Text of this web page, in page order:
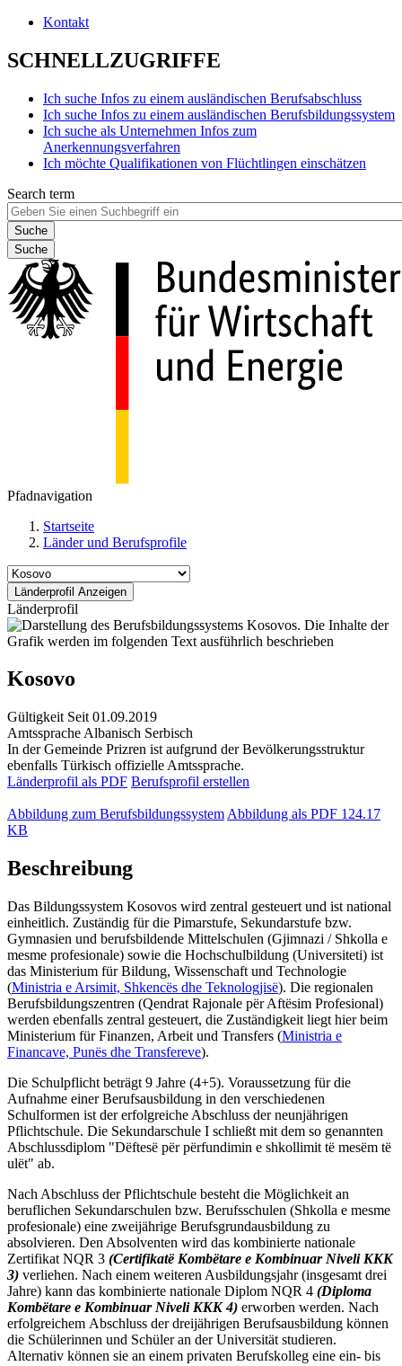
Kontakt
SCHNELLZUGRIFFE
Ich suche Infos zu einem ausländischen Berufsabschluss
Ich suche Infos zu einem ausländischen Berufsbildungssystem
Ich suche als Unternehmen Infos zum
Anerkennungsverfahren
Ich möchte Qualifikationen von Flüchtlingen einschätzen
Search term
Suche
Pfadnavigation
Startseite
Länder und Berufsprofile
Länderprofil
Kosovo
Gültigkeit Seit 01.09.2019
Amtssprache Albanisch Serbisch
In der Gemeinde Prizren ist aufgrund der Bevölkerungsstruktur
ebenfalls Türkisch offizielle Amtssprache.
Länderprofil als PDF Berufsprofil erstellen
Abbildung zum Berufsbildungssystem Abbildung als PDF 124.17
KB
Beschreibung
Das Bildungssystem Kosovos wird zentral gesteuert und ist national
einheitlich. Zuständig für die Pimarstufe, Sekundarstufe bzw.
Gymnasien und berufsbildende Mittelschulen (Gjimnazi / Shkolla e
mesme profesionale) sowie die Hochschulbildung (Universiteti) ist
das Ministerium für Bildung, Wissenschaft und Technologie
(Ministria e Arsimit, Shkencës dhe Teknologjisë). Die regionalen
Berufsbildungszentren (Qendrat Rajonale për Aftësim Profesional)
werden ebenfalls zentral gesteuert, die Zuständigkeit liegt hier beim
Ministerium für Finanzen, Arbeit und Transfers (Ministria e
Financave, Punës dhe Transfereve).
Die Schulpflicht beträgt 9 Jahre (4+5). Voraussetzung für die
Aufnahme einer Berufsausbildung in den verschiedenen
Schulformen ist der erfolgreiche Abschluss der neunjährigen
Pflichtschule. Die Sekundarschule I schließt mit dem so genannten
Abschlussdiplom "Dëftesë për përfundimin e shkollimit të mesëm të
ulët" ab.
Nach Abschluss der Pflichtschule besteht die Möglichkeit an
beruflichen Sekundarschulen bzw. Berufsschulen (Shkolla e mesme
profesionale) eine zweijährige Berufsgrundausbildung zu
absolvieren. Den Absolventen wird das kombinierte nationale
Zertifikat NQR 3 (Certifikatë Kombëtare e Kombinuar Niveli KKK
3) verliehen. Nach einem weiteren Ausbildungsjahr (insgesamt drei
Jahre) kann das kombinierte nationale Diplom NQR 4 (Diploma
Kombëtare e Kombinuar Niveli KKK 4) erworben werden. Nach
erfolgreichem Abschluss der dreijährigen Berufsausbildung können
die Schülerinnen und Schüler an der Universität studieren.
Alternativ können sie an einem privaten Berufskolleg eine ein- bis